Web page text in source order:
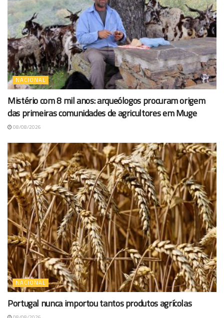
NACIONAL
Mistério com 8 mil anos: arqueólogos procuram origem
das primeiras comunidades de agricultores em Muge
08/08/2026
NACIONAL
Portugal nunca importou tantos produtos agrícolas